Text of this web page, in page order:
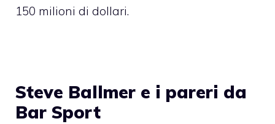
150 milioni di dollari.
Steve Ballmer e i pareri da
Bar Sport